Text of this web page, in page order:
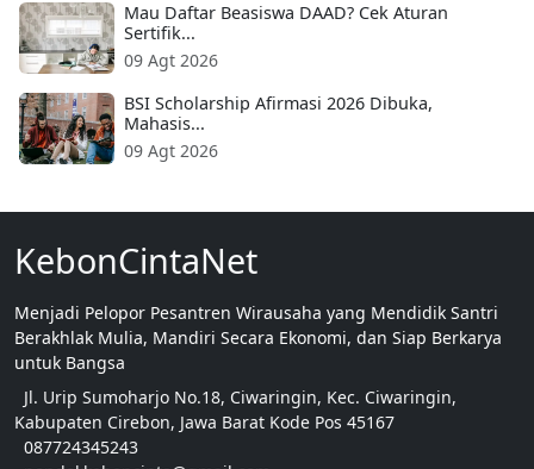
Mau Daftar Beasiswa DAAD? Cek Aturan
Sertifik...
09 Agt 2026
BSI Scholarship Afirmasi 2026 Dibuka,
Mahasis...
09 Agt 2026
KebonCintaNet
Menjadi Pelopor Pesantren Wirausaha yang Mendidik Santri
Berakhlak Mulia, Mandiri Secara Ekonomi, dan Siap Berkarya
untuk Bangsa
Jl. Urip Sumoharjo No.18, Ciwaringin, Kec. Ciwaringin,
Kabupaten Cirebon, Jawa Barat Kode Pos 45167
087724345243